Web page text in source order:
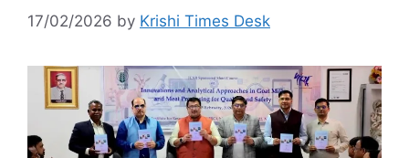
17/02/2026 by Krishi Times Desk